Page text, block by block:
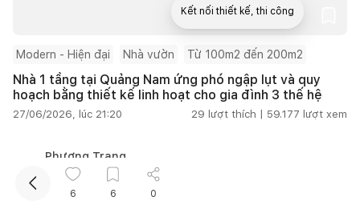
Modern - Hiện đại Nhà vườn Từ 100m2 đến 200m2
Nhà 1 tầng tại Quảng Nam ứng phó ngập lụt và quy
hoạch bằng thiết kế linh hoạt cho gia đình 3 thế hệ
27/06/2026, lúc 21:20 29 lượt thích | 59.177 lượt xem
Phương Trang
6 6 0
Kết nối thiết kế, thi công
Mua sắm hoàn thiện nhà